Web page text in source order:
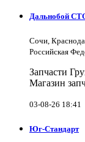
Дальнобой
Сочи,
Российская
Запчасти
Магазин
03-08-26 18:41
Юг-Стандарт